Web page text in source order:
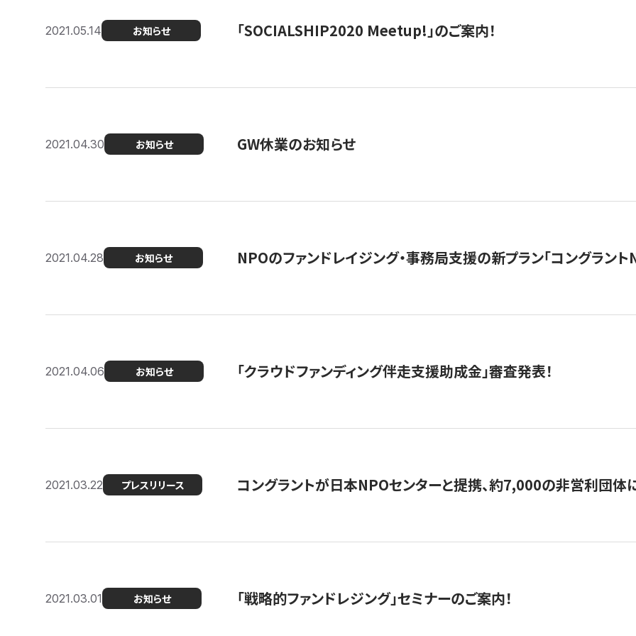
2021.05.14 お知らせ 「SOCIALSHIP2020 Meetup!」のご案内！
2021.04.30 お知らせ GW休業のお知らせ
2021.04.28 お知らせ NPOのファンドレイジング・事務局支援の新プラン「コングラント
2021.04.06 お知らせ 「クラウドファンディング伴走支援助成金」審査発表！
2021.03.22 プレスリリース コングラントが日本NPOセンターと提携、約7,000の非営利団体
2021.03.01 お知らせ 「戦略的ファンドレジング」セミナーのご案内！